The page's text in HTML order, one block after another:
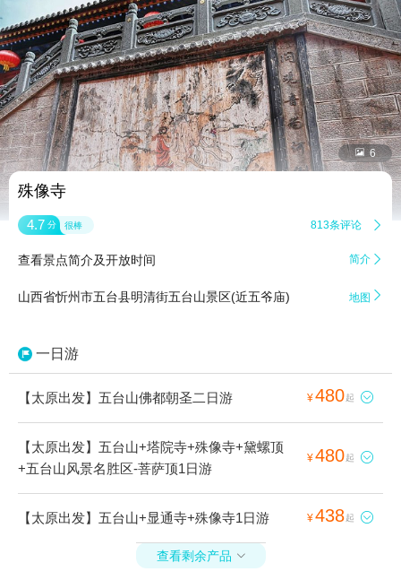
 6
殊像寺
4.7 分 很棒 813条评论 
查看景点简介及开放时间 简介 
山西省忻州市五台县明清街五台山景区(近五爷庙) 地图 
一日游
【太原出发】五台山佛都朝圣二日游 ¥480起 
【太原出发】五台山+塔院寺+殊像寺+黛螺顶
+五台山风景名胜区-菩萨顶1日游
¥480起 
【太原出发】五台山+显通寺+殊像寺1日游 ¥438起 
查看剩余产品 
